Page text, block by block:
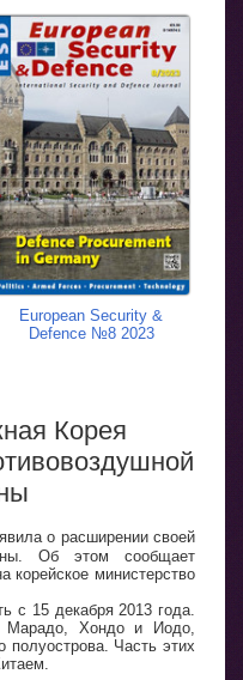
European Security &
Defence №8 2023
Корея
о расширении своей
Об этом сообщает
корейское министерство
с 15 декабря 2013 года.
Марадо, Хондо и Иодо,
полуострова. Часть этих